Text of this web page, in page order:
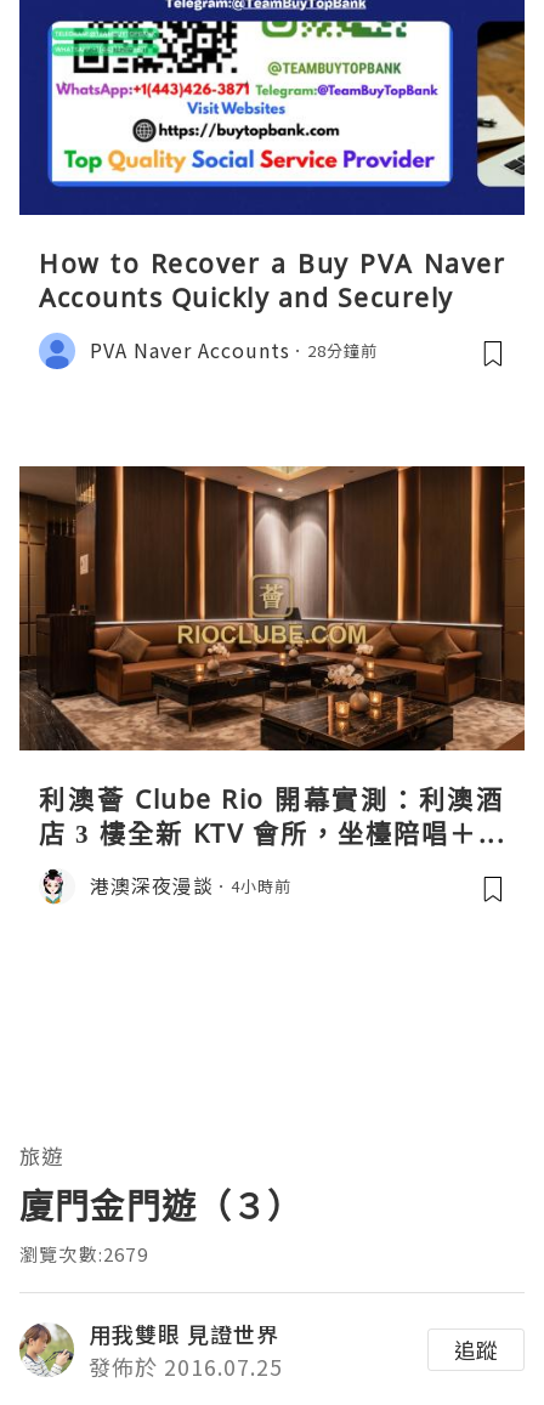
How to Recover a Buy PVA Naver
Accounts Quickly and Securely
PVA Naver Accounts 28分鐘前
利澳薈 Clube Rio 開幕實測：利澳酒
店 3 樓全新 KTV 會所，坐檯陪唱＋水
療套票一次過睇
港澳深夜漫談 4小時前
旅遊
廈門金門遊（３）
瀏覽次數:2679
用我雙眼 見證世界
發佈於 2016.07.25
追蹤